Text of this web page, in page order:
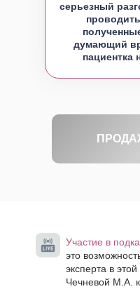
серьезный
думающий
пациентка
Участие в
это
эксперта в
Чечневой М.А.